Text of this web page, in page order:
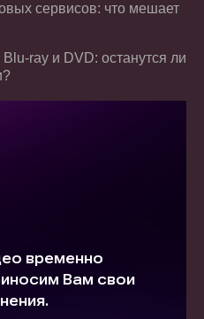
сервисов: что мешает
ray и DVD: останутся ли